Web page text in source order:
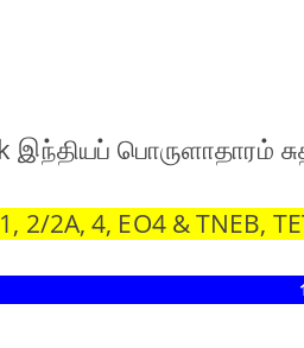
இந்தியப் பொருளாதாரம்
2/2A, 4, EO4 & TNEB,
11th